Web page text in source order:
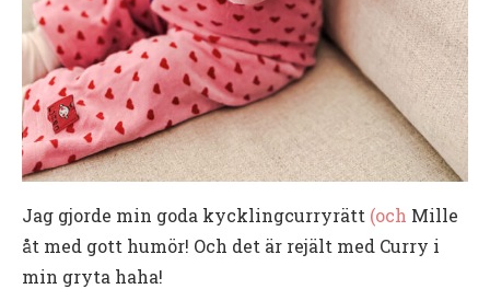
Jag gjorde min goda kycklingcurryrätt (och Mille
åt med gott humör! Och det är rejält med Curry i
min gryta haha!